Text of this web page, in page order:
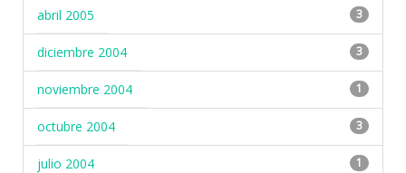
abril 2005 3
diciembre 2004 3
noviembre 2004 1
octubre 2004 3
julio 2004 1